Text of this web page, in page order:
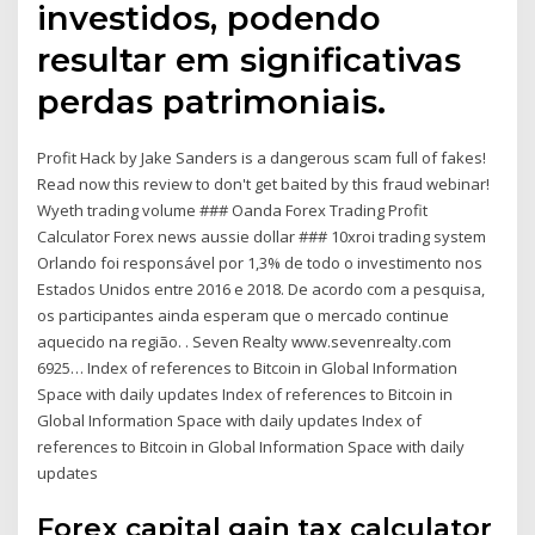
investidos, podendo
resultar em significativas
perdas patrimoniais.
Profit Hack by Jake Sanders is a dangerous scam full of fakes!
Read now this review to don't get baited by this fraud webinar!
Wyeth trading volume ### Oanda Forex Trading Profit
Calculator Forex news aussie dollar ### 10xroi trading system
Orlando foi responsável por 1,3% de todo o investimento nos
Estados Unidos entre 2016 e 2018. De acordo com a pesquisa,
os participantes ainda esperam que o mercado continue
aquecido na região. . Seven Realty www.sevenrealty.com
6925… Index of references to Bitcoin in Global Information
Space with daily updates Index of references to Bitcoin in
Global Information Space with daily updates Index of
references to Bitcoin in Global Information Space with daily
updates
Forex capital gain tax calculator